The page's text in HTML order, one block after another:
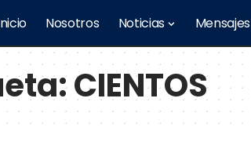
Nosotros Noticias Mensajes
CIENTOS